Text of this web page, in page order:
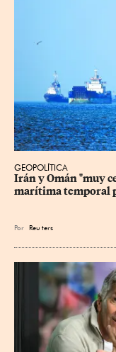
GEOPOLÍTICA
Irán y Omán "muy
marítima temporal
Por Reu ters